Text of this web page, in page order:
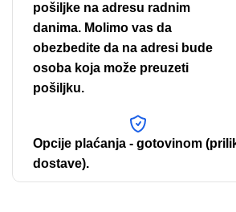
pošiljke na adresu radnim
danima. Molimo vas da
obezbedite da na adresi bude
osoba koja može preuzeti
pošiljku.
Opcije plaćanja - gotovinom
dostave).